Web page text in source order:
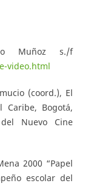
Muñoz s./f
video.html
(coord.), El
Bogotá,
Nuevo Cine
2000 “Papel
escolar del